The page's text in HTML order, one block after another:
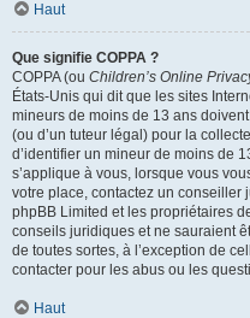
Haut
Que signifie COPPA ?
COPPA (ou Children’s Online
États-Unis qui dit que les sites
mineurs de moins de 13 ans
(ou d’un tuteur légal) pour la
d’identifier un mineur de moins de
s’applique à vous, lorsque vous
votre place, contactez un conseiller
phpBB Limited et les propriétaires
conseils juridiques et ne sauraient
de toutes sortes, à l’exception de
contacter pour les abus ou les
Haut